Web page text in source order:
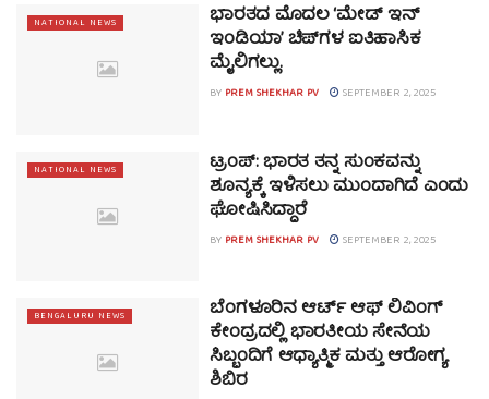
NATIONAL NEWS ಭಾರತದ ಮೊದಲ ‘ಮೇಡ್ ಇನ್
ಇಂಡಿಯಾ’ ಚಿಪ್‌ಗಳ ಐತಿಹಾಸಿಕ
ಮೈಲಿಗಲ್ಲು.
BY PREM SHEKHAR PV SEPTEMBER 2, 2025
NATIONAL NEWS ಟ್ರಂಪ್: ಭಾರತ ತನ್ನ ಸುಂಕವನ್ನು
ಶೂನ್ಯಕ್ಕೆ ಇಳಿಸಲು ಮುಂದಾಗಿದೆ ಎಂದು
ಘೋಷಿಸಿದ್ದಾರೆ
BY PREM SHEKHAR PV SEPTEMBER 2, 2025
BENGALURU NEWS ಬೆಂಗಳೂರಿನ ಆರ್ಟ್ ಆಫ್ ಲಿವಿಂಗ್
ಕೇಂದ್ರದಲ್ಲಿ ಭಾರತೀಯ ಸೇನೆಯ
ಸಿಬ್ಬಂದಿಗೆ ಆಧ್ಯಾತ್ಮಿಕ ಮತ್ತು ಆರೋಗ್ಯ
ಶಿಬಿರ